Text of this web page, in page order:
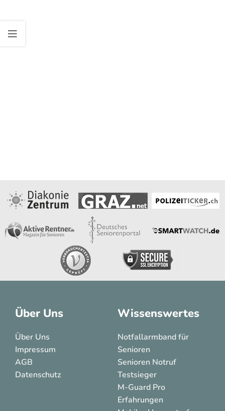
Über Uns
Über Uns
Impressum
AGB
Datenschutz
Wissenswertes
Notfallarmband für
Senioren
Senioren Notruf
Testsieger
M-Guard Pro
Erfahrungen